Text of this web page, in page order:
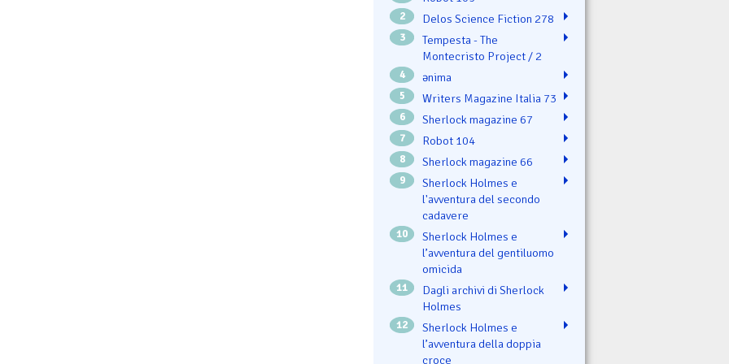
2 Delos Science Fiction 278
3
Tempesta - The
Montecristo Project / 2
4 ənima
5 Writers Magazine Italia 73
6 Sherlock magazine 67
7 Robot 104
8 Sherlock magazine 66
9
Sherlock Holmes e
l'avventura del secondo
cadavere
10
Sherlock Holmes e
l’avventura del gentiluomo
omicida
11
Dagli archivi di Sherlock
Holmes
12
Sherlock Holmes e
l’avventura della doppia
croce